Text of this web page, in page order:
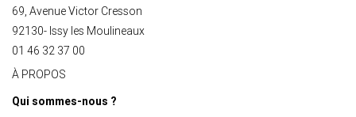
69, Avenue Victor Cresson
92130- Issy les Moulineaux
01 46 32 37 00
À PROPOS
Qui sommes-nous ?